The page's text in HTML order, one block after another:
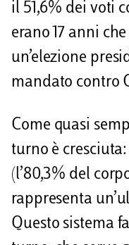
il 51,6% dei voti
erano 17 anni
un’elezione
mandato contro
Come quasi
turno è
(l’80,3% del
rappresenta
Questo sistema